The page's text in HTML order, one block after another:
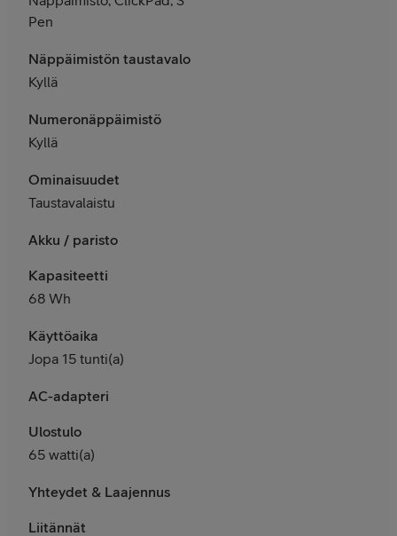
Pen
Näppäimistön taustavalo
Kyllä
Numeronäppäimistö
Kyllä
Ominaisuudet
Taustavalaistu
Akku / paristo
Kapasiteetti
68 Wh
Käyttöaika
Jopa 15 tunti(a)
AC-adapteri
Ulostulo
65 watti(a)
Yhteydet & Laajennus
Liitännät